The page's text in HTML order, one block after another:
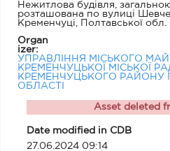
Нежитлова будівля,
розташована по вулиці
Кременчуці, Полтавської обл.
Organ
izer:
УПРАВЛІННЯ МІСЬКОГО
КРЕМЕНЧУЦЬКОЇ МІСЬКОЇ
КРЕМЕНЧУЦЬКОГО РАЙОНУ
ОБЛАСТІ
Asset deleted
Date modified in CDB
27.06.2024 09:14